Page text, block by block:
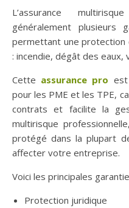
L’assurance
généralement plusieurs
permettant une protection
: incendie, dégât des eaux,
Cette assurance pro
pour les PME et les TPE,
contrats et facilite la
multirisque
protégé dans la plupart
affecter votre entreprise.
Voici les principales
Protection juridique